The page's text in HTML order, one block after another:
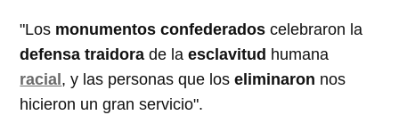
"Los monumentos confederados celebraron la
defensa traidora de laesclavitud humana
racial , y las personas que loseliminaron nos
hicieron un gran servicio".